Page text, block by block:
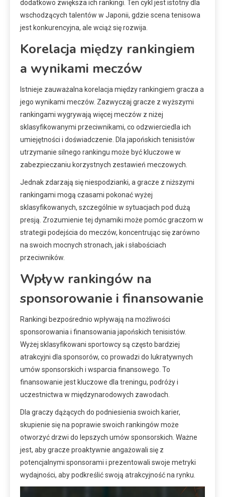
dodatkowo zwiększa ich rankingi. Ten cykl jest istotny dla
wschodzących talentów w Japonii, gdzie scena tenisowa
jest konkurencyjna, ale wciąż się rozwija.
Korelacja między rankingiem
a wynikami meczów
Istnieje zauważalna korelacja między rankingiem gracza a
jego wynikami meczów. Zazwyczaj gracze z wyższymi
rankingami wygrywają więcej meczów z niżej
sklasyfikowanymi przeciwnikami, co odzwierciedla ich
umiejętności i doświadczenie. Dla japońskich tenisistów
utrzymanie silnego rankingu może być kluczowe w
zabezpieczaniu korzystnych zestawień meczowych.
Jednak zdarzają się niespodzianki, a gracze z niższymi
rankingami mogą czasami pokonać wyżej
sklasyfikowanych, szczególnie w sytuacjach pod dużą
presją. Zrozumienie tej dynamiki może pomóc graczom w
strategii podejścia do meczów, koncentrując się zarówno
na swoich mocnych stronach, jak i słabościach
przeciwników.
Wpływ rankingów na
sponsorowanie i finansowanie
Rankingi bezpośrednio wpływają na możliwości
sponsorowania i finansowania japońskich tenisistów.
Wyżej sklasyfikowani sportowcy są często bardziej
atrakcyjni dla sponsorów, co prowadzi do lukratywnych
umów sponsorskich i wsparcia finansowego. To
finansowanie jest kluczowe dla treningu, podróży i
uczestnictwa w międzynarodowych zawodach.
Dla graczy dążących do podniesienia swoich karier,
skupienie się na poprawie swoich rankingów może
otworzyć drzwi do lepszych umów sponsorskich. Ważne
jest, aby gracze proaktywnie angażowali się z
potencjalnymi sponsorami i prezentowali swoje metryki
wydajności, aby podkreślić swoją atrakcyjność na rynku.